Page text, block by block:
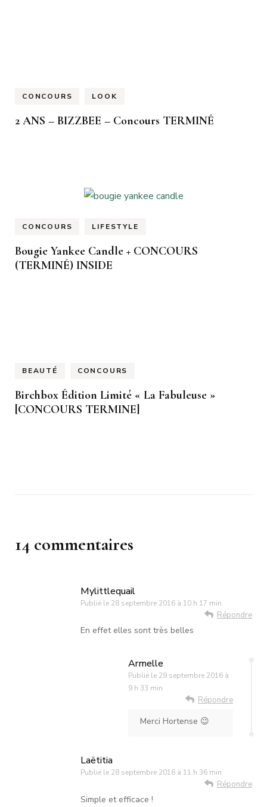
CONCOURS LOOK
2 ANS – BIZZBEE – Concours TERMINÉ
CONCOURS LIFESTYLE
Bougie Yankee Candle + CONCOURS
(TERMINÉ) INSIDE
BEAUTÉ CONCOURS
Birchbox Édition Limité « La Fabuleuse »
[CONCOURS TERMINE]
14 commentaires
Mylittlequail
Publié le 28 septembre 2016 à 10 h 17 min
Répondre
En effet elles sont très belles
Armelle
Publié le 29 septembre 2016 à
9 h 33 min
Répondre
Merci Hortense 😉
Laëtitia
Publié le 28 septembre 2016 à 11 h 36 min
Répondre
Simple et efficace !